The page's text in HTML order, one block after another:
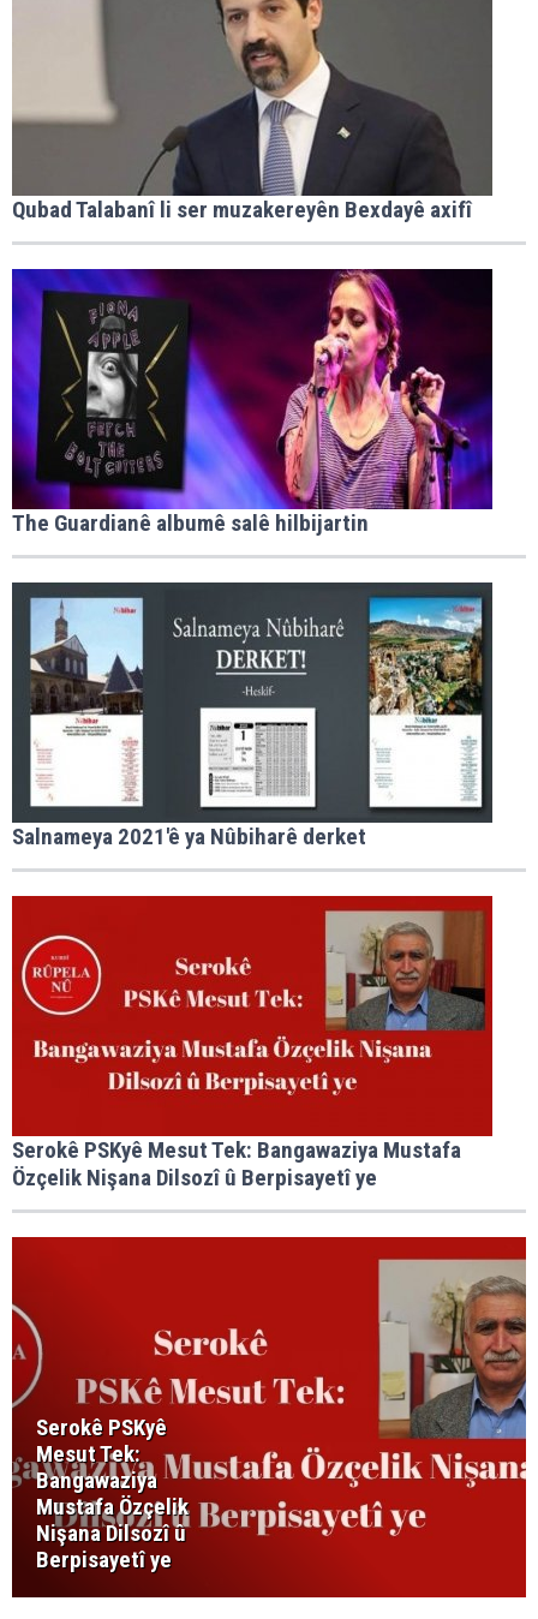
Qubad Talabanî li ser muzakereyên Bexdayê axifî
The Guardianê albumê salê hilbijartin
Salnameya 2021'ê ya Nûbiharê derket
Serokê PSKyê Mesut Tek: Bangawaziya Mustafa
Özçelik Nişana Dilsozî û Berpisayetî ye
Serokê PSKyê
Mesut Tek:
Bangawaziya
Mustafa Özçelik
Nişana Dilsozî û
Berpisayetî ye